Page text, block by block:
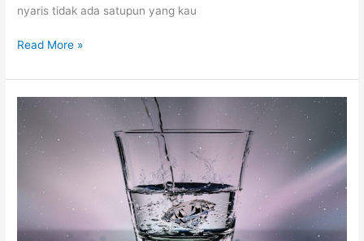
nyaris tidak ada satupun yang kau
Manusia
100
Ekor
Read More »